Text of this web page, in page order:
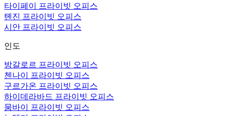
타이페이 프라이빗 오피스
톈진 프라이빗 오피스
시안 프라이빗 오피스
인도
방갈로르 프라이빗 오피스
첸나이 프라이빗 오피스
구르가온 프라이빗 오피스
하이데라바드 프라이빗 오피스
뭄바이 프라이빗 오피스